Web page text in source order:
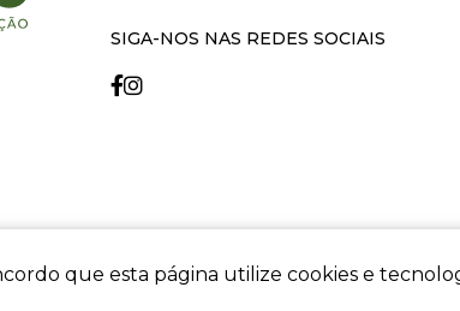
que esta página utilize cookies e
SIGA-NOS NAS REDES SOCIAIS
critec